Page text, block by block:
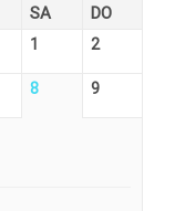
SA DO
1 2
8 9